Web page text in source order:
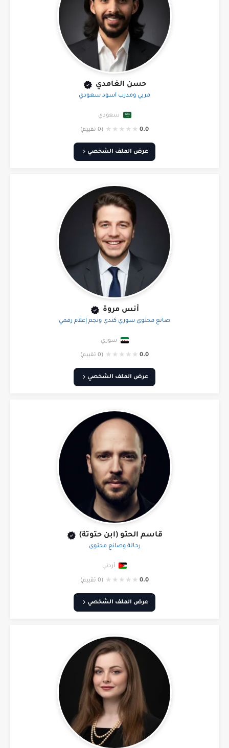
حسن الغامدي
مربي ومدرب أسود سعودي
سعودي
0.0
★
★
★
★
★ (0 تقييم)
عرض الملف الشخصي
أنس مروة
صانع محتوى سوري كندي ونجم إعلام رقمي
سوري
0.0
★
★
★
★
★ (0 تقييم)
عرض الملف الشخصي
قاسم الحتو (ابن حتوتة)
رحالة وصانع محتوى
أردني
0.0
★
★
★
★
★ (0 تقييم)
عرض الملف الشخصي